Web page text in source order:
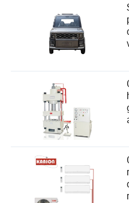
Kyler Hawkins est un
avec une expertise
fabrication et de la
années d'expérience,
incontournable sur les
l'approvisionnement
offrant des analyses
logistique et les taux de
chaîne